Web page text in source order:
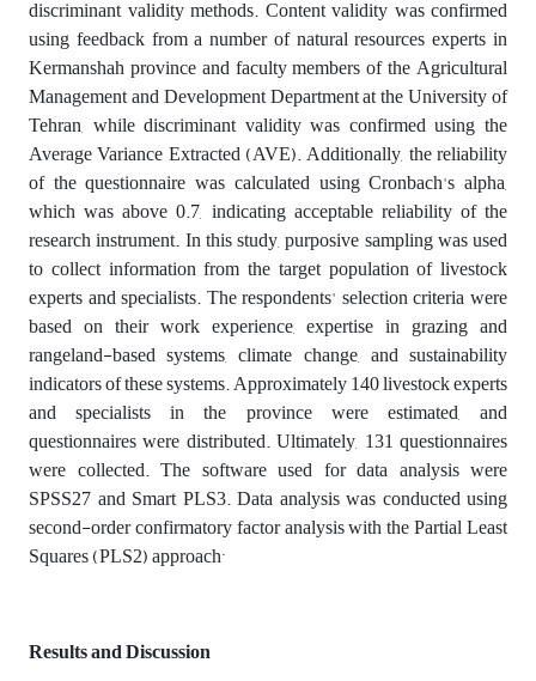
discriminant validity methods. Content validity was confirmed
using feedback from a number of natural resources experts in
Kermanshah province and faculty members of the Agricultural
Management and Development Department at the University of
Tehran, while discriminant validity was confirmed using the
Average Variance Extracted (AVE). Additionally, the reliability
of the questionnaire was calculated using Cronbach's alpha,
which was above 0.7, indicating acceptable reliability of the
research instrument. In this study, purposive sampling was used
to collect information from the target population of livestock
experts and specialists. The respondents' selection criteria were
based on their work experience, expertise in grazing and
rangeland-based systems, climate change, and sustainability
indicators of these systems. Approximately 140 livestock experts
and specialists in the province were estimated, and
questionnaires were distributed. Ultimately, 131 questionnaires
were collected. The software used for data analysis were
SPSS27 and Smart PLS3. Data analysis was conducted using
second-order confirmatory factor analysis with the Partial Least
Squares (PLS2) approach.
Results and Discussion